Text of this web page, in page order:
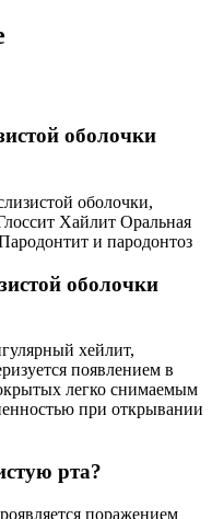
оболочки
оболочки,
Хайлит Оральная
и пародонтоз
оболочки
хейлит,
появлением в
легко снимаемым
при открывании
рта?
поражением